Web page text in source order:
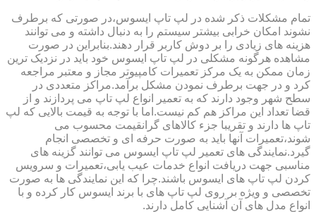
تمام مشکلات ذکر شده در لپ تاپ ایسوس،در صورتی که برطرف
نشوند امکان خرابی بیشتر سیستم را به دنبال داشته و می توانند
هزینه های زیادی را بر دوش کاربر قرار دهند.بنابراین در صورت
مشاهده هرگونه مشکلی در لپ تاپ ایسوس خود باید در نزدیک ترین
زمان ممکن به یک مرکز تعمیرات کامپیوتر مجاز و معتبر مراجعه
کرد و در جهت برطرف نمودن مشکل برآمد.مراکز متعددی در
سطح شهر وجود دارند که به تعمیر انواع لپ تاپ می پردازند و از
قضا تعداد این مراکز هم کم نیست.اما با توجه به قیمت بالایی که لپ
تاپ ها دارند و تقریبا جزء کالاهای گرانقیمت محسوب می
شوند،تعمیرات آنها باید به صورت حرفه ای و تخصصی انجام
گیرد.نمایندگی های تعمیر لپ تاپ ایسوس می توانند گزینه های
مناسبی جهت دریافت انواع خدمات عیب یابی،تعمیرات و سرویس
کردن لپ تاپ های ایسوس باشند.چرا که این نمایندگی ها به صورت
تخصصی و ویژه بر روی لپ تاپ های با برند ایسوس کار کرده و با
انواع مدل های آن آشنایی کامل دارند.